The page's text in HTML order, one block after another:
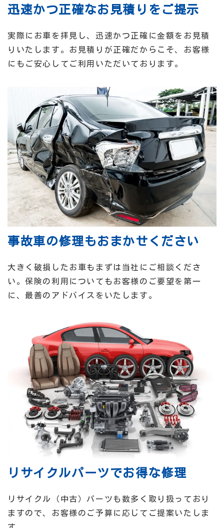
迅速かつ正確なお見積りをご提示
実際にお車を拝見し、迅速かつ正確に金額をお見積
りいたします。お見積りが正確だからこそ、お客様
にもご安心してご利用いただいております。
事故車の修理もおまかせください
大きく破損したお車もまずは当社にご相談くださ
い。保険の利用についてもお客様のご要望を第一
に、最善のアドバイスをいたします。
リサイクルパーツでお得な修理
リサイクル（中古）パーツも数多く取り扱っており
ますので、お客様のご予算に応じてご提案いたしま